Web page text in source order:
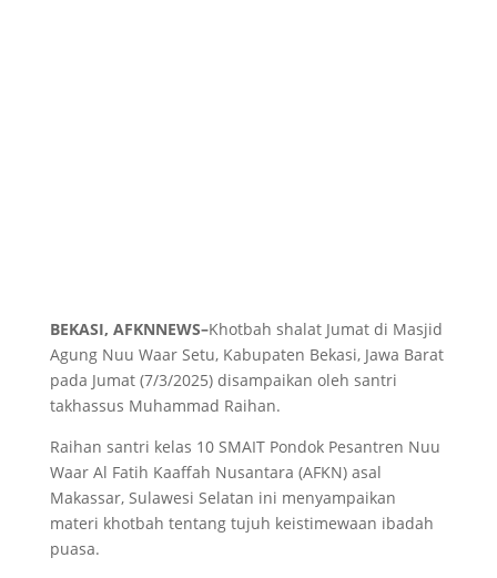
BEKASI, AFKNNEWS–Khotbah shalat Jumat di Masjid
Agung Nuu Waar Setu, Kabupaten Bekasi, Jawa Barat
pada Jumat (7/3/2025) disampaikan oleh santri
takhassus Muhammad Raihan.
Raihan santri kelas 10 SMAIT Pondok Pesantren Nuu
Waar Al Fatih Kaaffah Nusantara (AFKN) asal
Makassar, Sulawesi Selatan ini menyampaikan
materi khotbah tentang tujuh keistimewaan ibadah
puasa.